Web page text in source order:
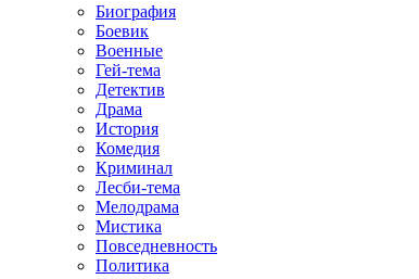
Биография
Боевик
Военные
Гей-тема
Детектив
Драма
История
Комедия
Криминал
Лесби-тема
Мелодрама
Мистика
Повседневность
Политика